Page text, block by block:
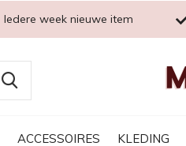
ACCESSOIRES KLEDING
Iedere week nieuwe item